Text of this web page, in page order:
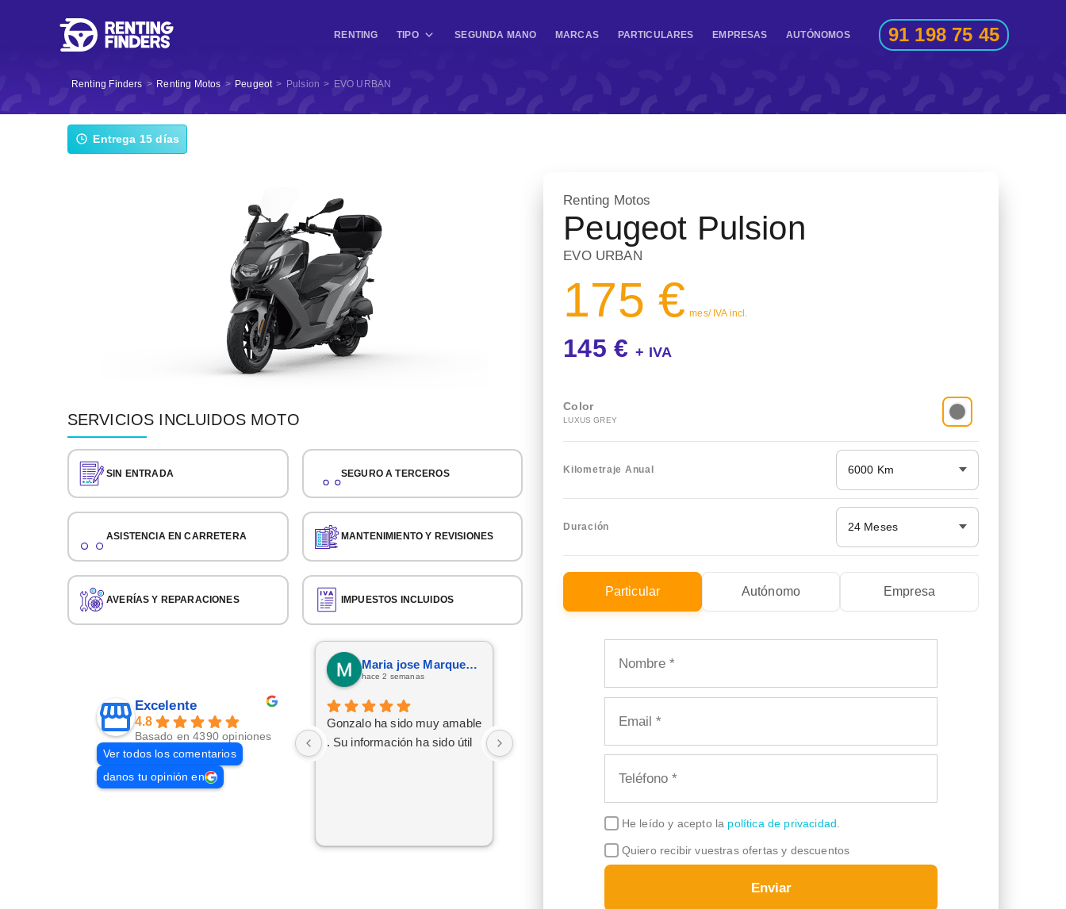
RENTING TIPO SEGUNDA MANO MARCAS PARTICULARES EMPRESAS AUTÓNOMOS 91 198 75 45
Renting Finders > Renting Motos > Peugeot > Pulsion > EVO URBAN
Entrega 15 días
Renting Motos
Peugeot Pulsion
EVO URBAN
175 € mes/ IVA incl.
145 €+ IVA
Color
LUXUS GREY
Kilometraje Anual 6000 Km
Duración 24 Meses
Particular Autónomo Empresa
He leído y acepto la política de privacidad.
Quiero recibir vuestras ofertas y descuentos
Enviar
SERVICIOS INCLUIDOS MOTO
SIN ENTRADA SEGURO A TERCEROS
ASISTENCIA EN CARRETERA MANTENIMIENTO Y REVISIONES
AVERÍAS Y REPARACIONES IMPUESTOS INCLUIDOS
Excelente
4.8
Basado en 4390 opiniones
Ver todos los comentarios
danos tu opinión en
Maria jose Marquez Gonzalez
hace 2 semanas
Gonzalo ha sido muy amable
. Su información ha sido útil
Israel Pelaez
Excelente trato de Sara Gil,
resolvió todas mis dudas
salvo en la entrega del
ver
empresa y sobre todo con el
muchisimo todo el proceso